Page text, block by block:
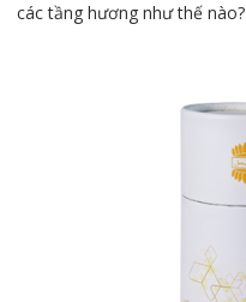
các tầng hương như thế nào?